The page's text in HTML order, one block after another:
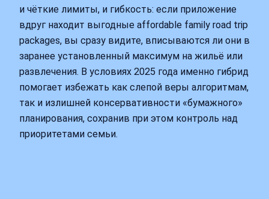
и чёткие лимиты, и гибкость: если приложение
вдруг находит выгодные affordable family road trip
packages, вы сразу видите, вписываются ли они в
заранее установленный максимум на жильё или
развлечения. В условиях 2025 года именно гибрид
помогает избежать как слепой веры алгоритмам,
так и излишней консервативности «бумажного»
планирования, сохранив при этом контроль над
приоритетами семьи.